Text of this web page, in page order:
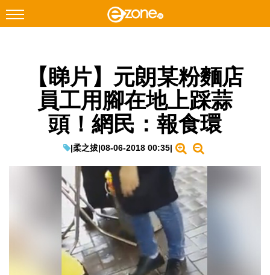
Facebook Instagram
科技焦點
教學評測
生成式AI與雲端應用
Enterprise Digital Transformation
【睇片】元朗某粉麵店
員工用腳在地上踩蒜
頭！網民：報食環
|柔之拔|08-06-2018 00:35|